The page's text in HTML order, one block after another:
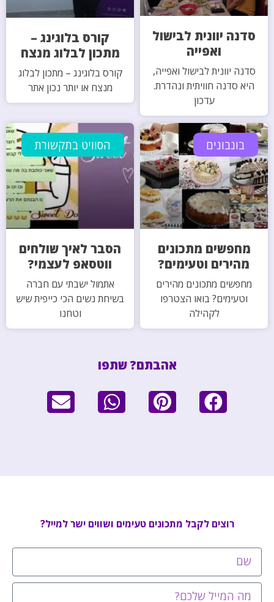
סדנה יוונית לבישול
ואפייה
סדנה יוונית לבישול ואפייה,
היא סדנה חוויתית ונהדרת.
עדכון
קורס בלוגינג –
מתכון לבלוג מנצח
קורס בלוגינג – מתכון לבלוג
מנצח או יותר נכון אתר
בונבונים
מחפשים מתכונים
מהירים וטעימים?
מחפשים מתכונים מהירים
וטעימים? בואו הצטרפו
לקהילה
הסוויט בתקשורת
הסבר לאיך שולחים
ווטסאפ לעצמי?
אתמול ישבתי עם חברה
בשיחת נשים הכי כייפית שיש
וטחנו
אהבתם? שתפו
רוצים לקבל מתכונים טעימים ושווים ישר למייל?